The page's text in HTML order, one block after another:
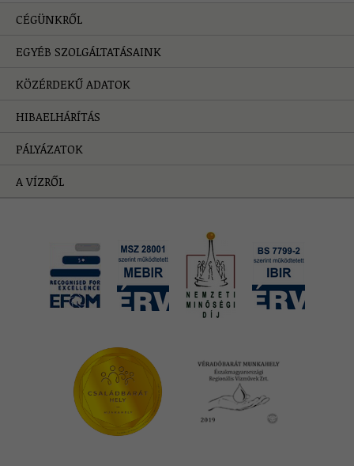
CÉGÜNKRŐL
EGYÉB SZOLGÁLTATÁSAINK
KÖZÉRDEKŰ ADATOK
HIBAELHÁRÍTÁS
PÁLYÁZATOK
A VÍZRŐL